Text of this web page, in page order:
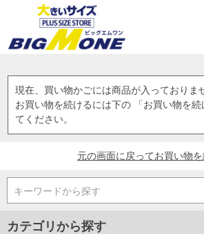
現在、買い物かごには商品が入っておりま
お買い物を続けるには下の 「お買い物を
てください。
元の画面に戻ってお買い物を
キーワードから探す
カテゴリから探す